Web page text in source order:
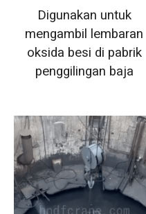
Digunakan untuk
mengambil lembaran
oksida besi di pabrik
penggilingan baja